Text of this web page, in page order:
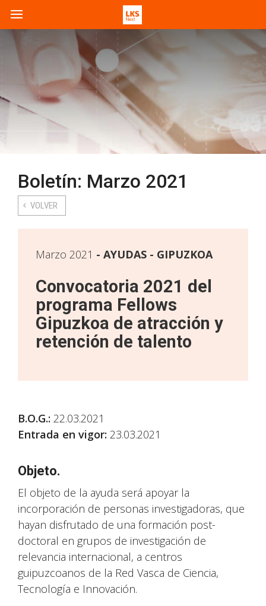
Boletín: Marzo 2021
VOLVER
Marzo 2021 AYUDAS - GIPUZKOA
Convocatoria 2021 del
programa Fellows
Gipuzkoa de atracción y
retención de talento
B.O.G.: 22.03.2021
Entrada en vigor: 23.03.2021
Objeto.
El objeto de la ayuda será apoyar la
incorporación de personas investigadoras, que
hayan disfrutado de una formación post-
doctoral en grupos de investigación de
relevancia internacional, a centros
guipuzcoanos de la Red Vasca de Ciencia,
Tecnología e Innovación.